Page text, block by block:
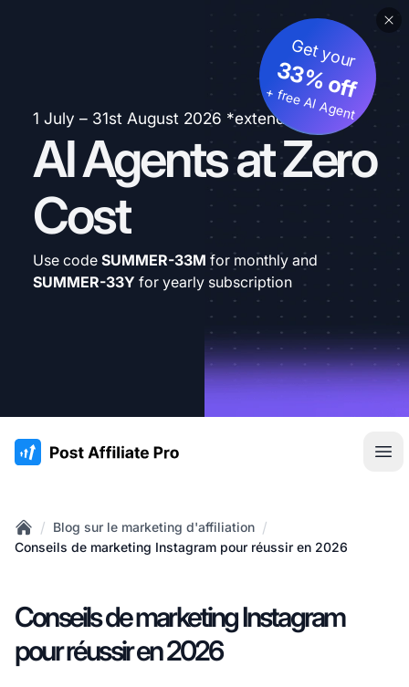
1 July – 31st August 2026 *extended
AI Agents at Zero
Cost
Get your
33% off
+ free AI Agent
Use code SUMMER-33M for monthly and
SUMMER-33Y for yearly subscription
:site.title
Home
/ Blog sur le marketing d'affiliation /
Conseils de marketing Instagram pour réussir en 2026
Conseils de marketing Instagram
pour réussir en 2026